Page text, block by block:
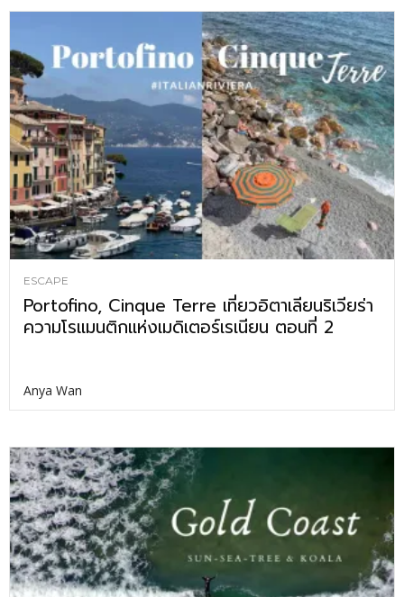
ESCAPE
Portofino, Cinque Terre เที่ยวอิตาเลียนริเวียร่า
ความโรแมนติกแห่งเมดิเตอร์เรเนียน ตอนที่ 2
Anya Wan